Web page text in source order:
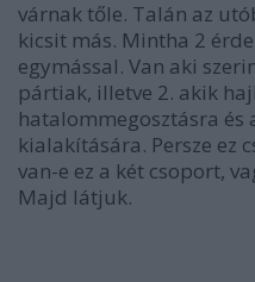
várnak tőle. Talán az
kicsit más. Mintha 2
egymással. Van aki
pártiak, illetve 2. akik
hatalommegosztásra
kialakítására. Persze ez
van-e ez a két csoport,
Majd látjuk.